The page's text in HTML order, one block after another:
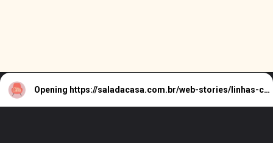
Opening https://saladacasa.com.br/web-stories/linhas-curvas-e-retas-como-usar-no-decor/